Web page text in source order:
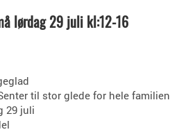
lørdag 29 juli kl:12-16
til stor glede for hele familien
29 juli